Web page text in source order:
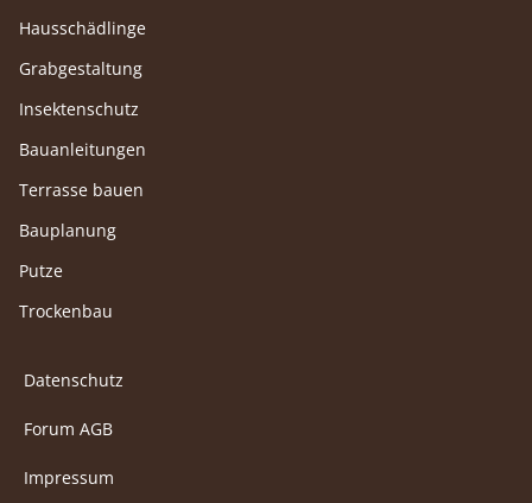
Hausschädlinge
Grabgestaltung
Insektenschutz
Bauanleitungen
Terrasse bauen
Bauplanung
Putze
Trockenbau
Datenschutz
Forum AGB
Impressum